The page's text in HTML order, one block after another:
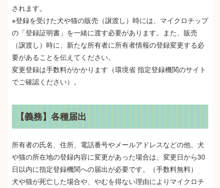
されます。
※登録を受けた犬や猫の販売（譲渡し）時には、マイクロチップ
の「登録証明書」を一緒に渡す必要があります。また、販売
（譲渡し）時に、新たな所有者に所有者情報の登録変更する必
要があることを伝えてください。
変更登録は手数料がかかります（環境省 指定登録機関のサイト
でご確認ください）。
【義務】各種届出
所有者の氏名、住所、電話番号やメールアドレスなどの他、犬
や猫の所在地の登録内容に変更があった場合は、変更日から30
日以内に指定登録機関への届出が必要です。（手数料無料）
犬や猫が死亡した場合や、やむを得ない理由によりマイクロチ